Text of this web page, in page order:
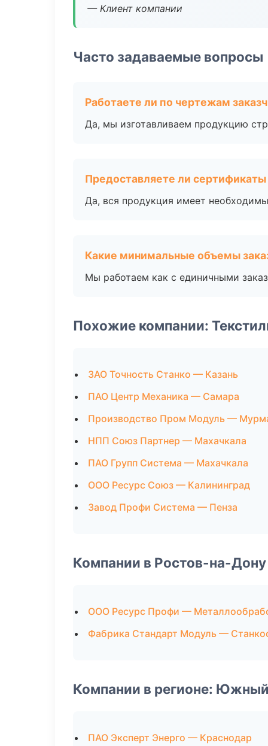
— Клиент компании
Часто задаваемые вопросы
Работаете ли по чертежам
Да, мы изготавливаем продукцию
Предоставляете ли
Да, вся продукция имеет
Какие минимальные объемы
Мы работаем как с единичными
Похожие компании:
ЗАО Точность Станко — Казань
ПАО Центр Механика — Самара
Производство Пром Модуль —
НПП Союз Партнер — Махачкала
ПАО Групп Система — Махачкала
ООО Ресурс Союз — Калининград
Завод Профи Система — Пенза
Компании в Ростов-на-Дону
ООО Ресурс Профи —
Фабрика Стандарт Модуль —
Компании в регионе:
ПАО Эксперт Энерго — Краснодар